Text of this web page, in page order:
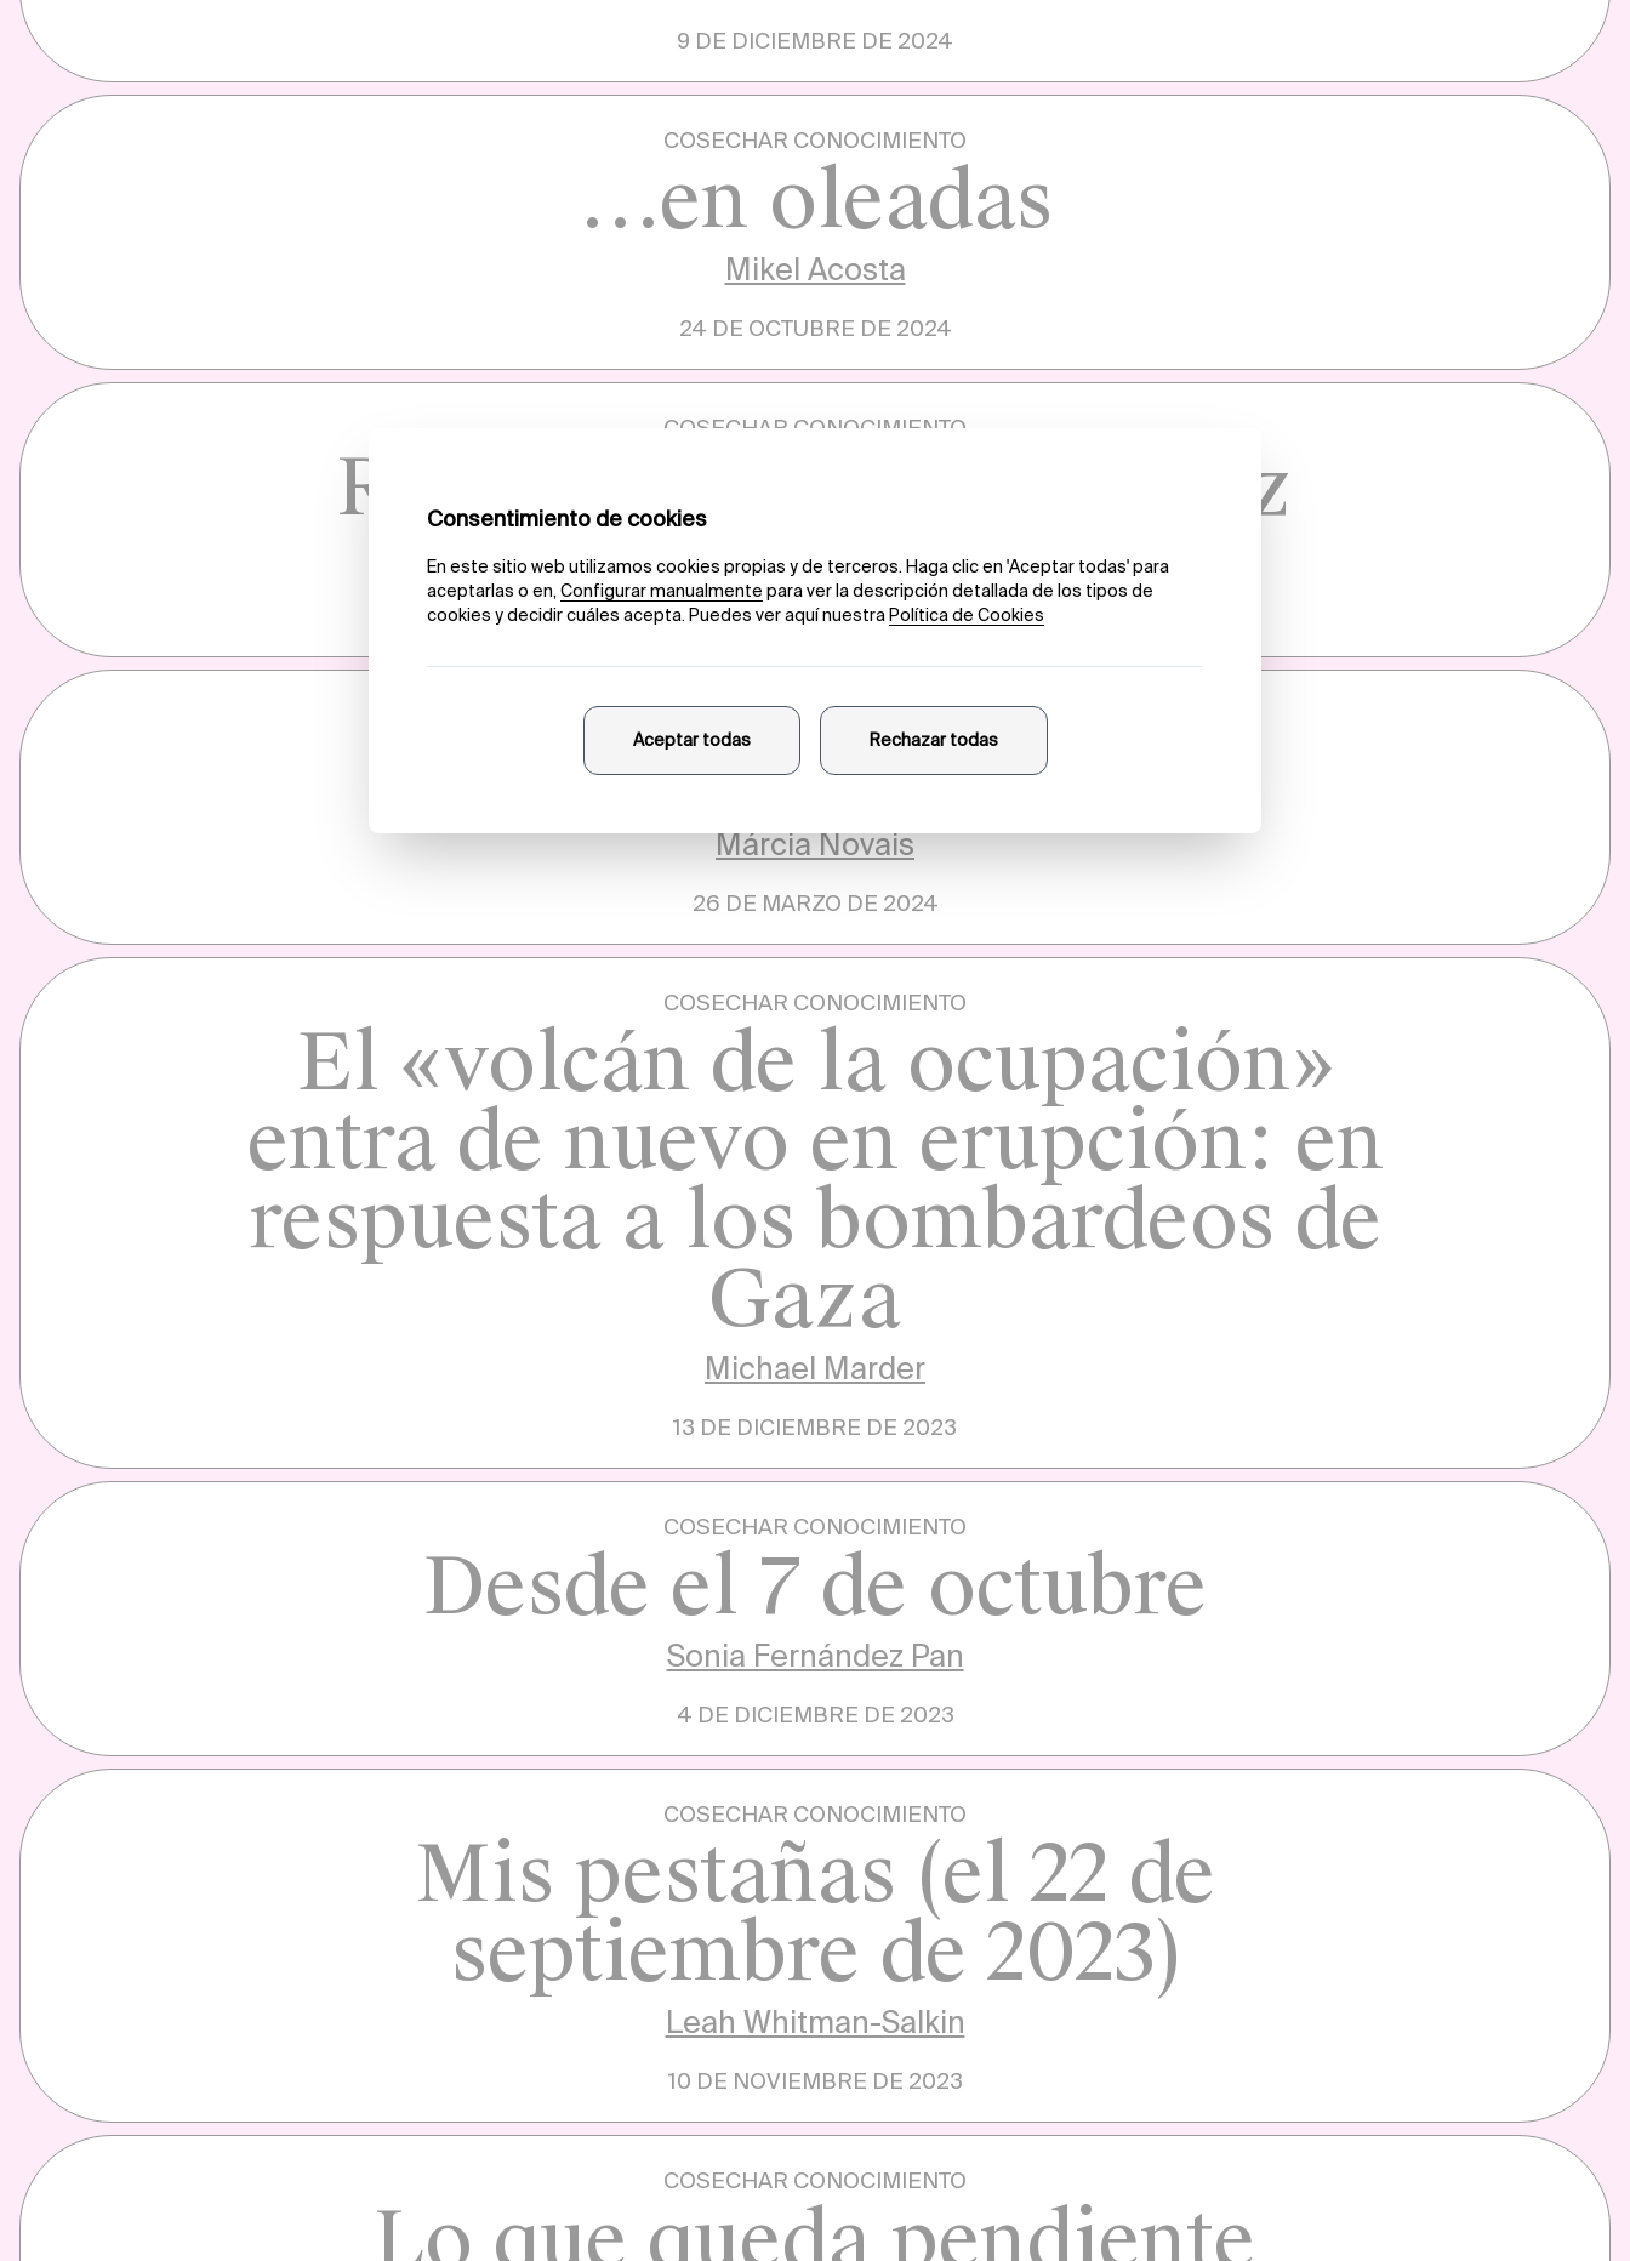
9 DE DICIEMBRE DE 2024
COSECHAR CONOCIMIENTO
…en oleadas
Mikel Acosta
24 DE OCTUBRE DE 2024
COSECHAR CONOCIMIENTO
Resistiendo la inmediatez
Peio Aguirre
27 DE SEPTIEMBRE DE 2024
COSECHAR CONOCIMIENTO
Scroll infinito
Márcia Novais
26 DE MARZO DE 2024
COSECHAR CONOCIMIENTO
El «volcán de la ocupación»
entra de nuevo en erupción: en
respuesta a los bombardeos de
Gaza
Michael Marder
13 DE DICIEMBRE DE 2023
COSECHAR CONOCIMIENTO
Desde el 7 de octubre
Sonia Fernández Pan
4 DE DICIEMBRE DE 2023
COSECHAR CONOCIMIENTO
Mis pestañas (el 22 de
septiembre de 2023)
Leah Whitman-Salkin
10 DE NOVIEMBRE DE 2023
COSECHAR CONOCIMIENTO
Lo que queda pendiente